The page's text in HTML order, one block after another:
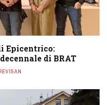
Epicentrico:
di BRAT